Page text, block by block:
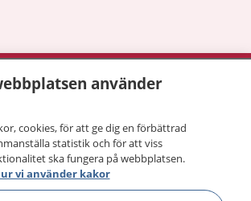
använder
cookies, för att ge dig en förbättrad
statistik och för att viss
ska fungera på webbplatsen.
vi använder kakor